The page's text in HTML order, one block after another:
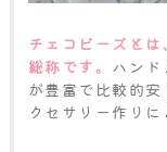
チェコビーズと
総称です。 ハン
が豊富で比較的
クセサリー作りに